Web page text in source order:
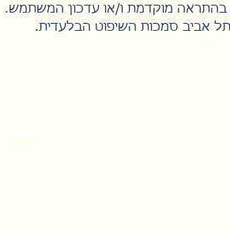
תל אביב סמכות השיפוט הבלעדית.